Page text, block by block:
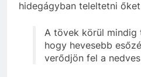
hidegágyban teleltetni
A tövek körül mindig
hogy hevesebb
verődjön fel a